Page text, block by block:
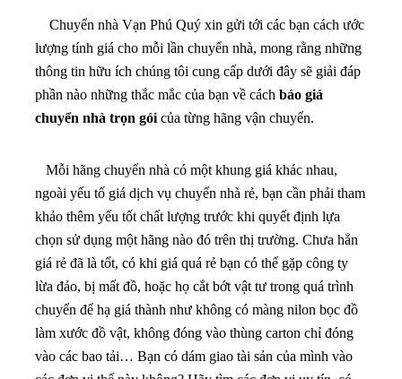
Chuyển nhà Vạn Phú Quý xin gửi tới các bạn cách ước
lượng tính giá cho mỗi lần chuyển nhà, mong rằng những
thông tin hữu ích chúng tôi cung cấp dưới đây sẽ giải đáp
phần nào những thắc mắc của bạn về cách báo giá
chuyển nhà trọn gói của từng hãng vận chuyển.
Mỗi hãng chuyển nhà có một khung giá khác nhau,
ngoài yếu tố giá dịch vụ chuyển nhà rẻ, bạn cần phải tham
khảo thêm yếu tốt chất lượng trước khi quyết định lựa
chọn sử dụng một hãng nào đó trên thị trường. Chưa hẳn
giá rẻ đã là tốt, có khi giá quá rẻ bạn có thể gặp công ty
lừa đảo, bị mất đồ, hoặc họ cắt bớt vật tư trong quá trình
chuyển để hạ giá thành như không có màng nilon bọc đồ
làm xước đồ vật, không đóng vào thùng carton chỉ đóng
vào các bao tải… Bạn có dám giao tài sản của mình vào